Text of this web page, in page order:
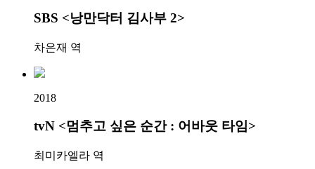
SBS <낭만닥터 김사부 2>
차은재 역
2018
tvN <멈추고 싶은 순간 : 어바웃 타임>
최미카엘라 역